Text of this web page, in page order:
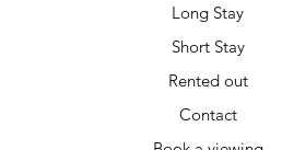
Long Stay
Short Stay
Rented out
Contact